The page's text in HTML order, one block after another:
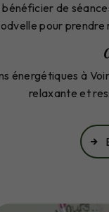
de
pour
énergétiques à
relaxante et